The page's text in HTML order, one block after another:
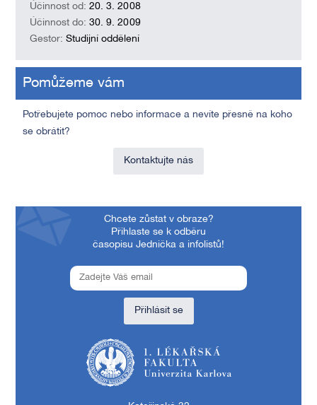
Účinnost od:20. 3. 2008
Účinnost do:30. 9. 2009
Gestor:Studijní oddělení
Pomůžeme vám
Potřebujete pomoc nebo informace a nevíte přesně na koho
se obrátit?
Kontaktujte nás
Chcete zůstat v obraze?
Přihlaste se k odběru
časopisu Jednička a infolistů!
Přihlásit se